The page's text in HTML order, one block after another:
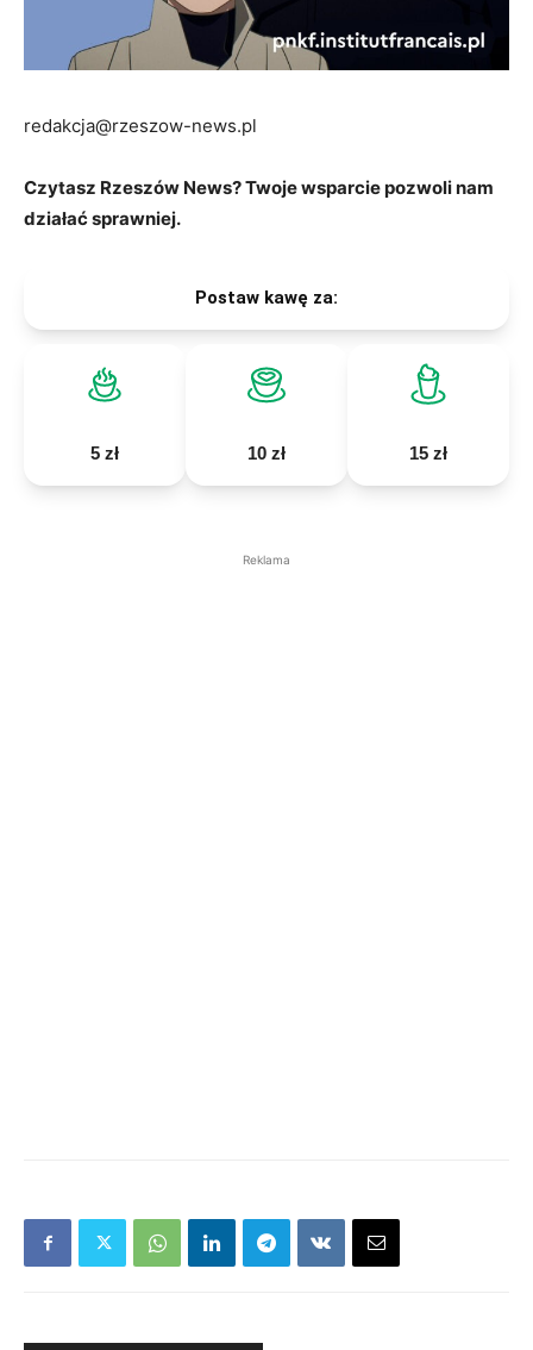
redakcja@rzeszow-news.pl
Czytasz Rzeszów News? Twoje wsparcie pozwoli nam
działać sprawniej.
Postaw kawę za:
5 zł 10 zł 15 zł
Reklama